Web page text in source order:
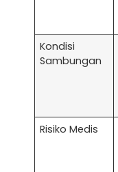
Kondisi
Sambungan
Risiko Medis